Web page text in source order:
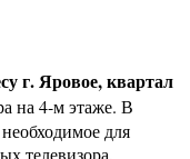
г. Яровое, квартал
на 4-м этаже. В
для
телевизора,